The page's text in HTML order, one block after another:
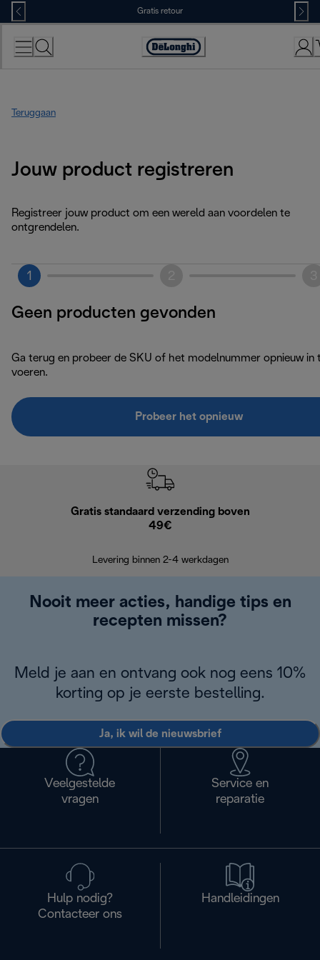
Skip
to
Content
Gratis retour
Accessibility
Teruggaan
Jouw product registreren
Registreer jouw product om een wereld aan voordelen te
ontgrendelen.
1
Geen producten gevonden
Ga terug en probeer de SKU of het modelnummer opnieuw in
voeren.
Probeer het opnieuw
Gratis standaard verzending boven
49€
Levering binnen 2-4 werkdagen
Nooit meer acties, handige tips en
recepten missen?
Meld je aan en ontvang ook nog eens 10%
korting op je eerste bestelling.
Ja, ik wil de nieuwsbrief
Veelgestelde
vragen
Service en
reparatie
Hulp nodig?
Contacteer ons
Handleidingen